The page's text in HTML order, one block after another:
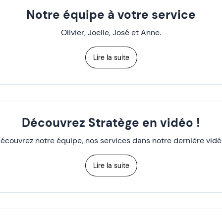
Notre équipe à votre service
Olivier, Joelle, José et Anne.
Lire la suite
Découvrez Stratège en vidéo !
notre équipe, nos services dans notre dernière
Lire la suite